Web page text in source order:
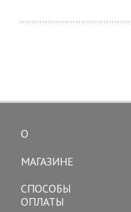
О
МАГАЗИНЕ
СПОСОБЫ
ОПЛАТЫ